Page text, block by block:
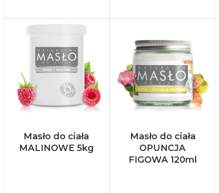
Masło do ciała
MALINOWE 5kg
Masło do ciała
OPUNCJA
FIGOWA 120ml